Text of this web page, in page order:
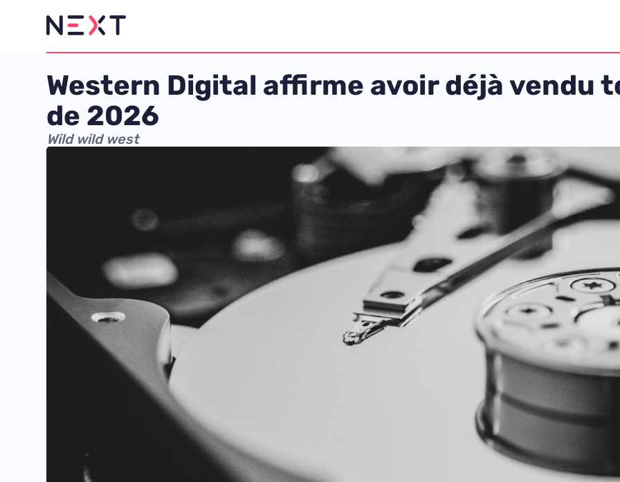
Western Digital affirme avoir déjà vendu
de 2026
Wild wild west